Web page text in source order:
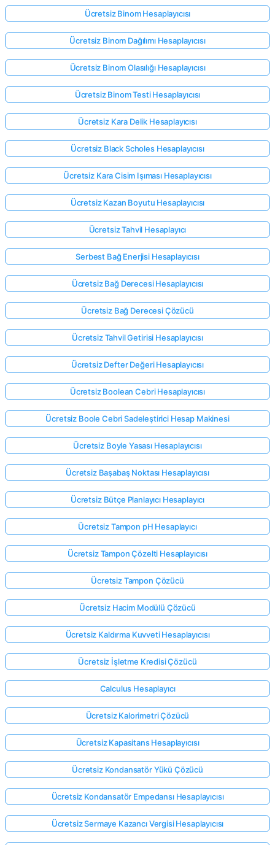
Henüz
Soru
Yok
Sorun
Ücretsiz Binom Hesaplayıcısı
Ücretsiz Binom Dağılımı Hesaplayıcısı
Ücretsiz Binom Olasılığı Hesaplayıcısı
Ücretsiz Binom Testi Hesaplayıcısı
Ücretsiz Kara Delik Hesaplayıcısı
Ücretsiz Black Scholes Hesaplayıcısı
Ücretsiz Kara Cisim Işıması Hesaplayıcısı
Ücretsiz Kazan Boyutu Hesaplayıcısı
Ücretsiz Tahvil Hesaplayıcı
Serbest Bağ Enerjisi Hesaplayıcısı
Ücretsiz Bağ Derecesi Hesaplayıcısı
Ücretsiz Bağ Derecesi Çözücü
Ücretsiz Tahvil Getirisi Hesaplayıcısı
Ücretsiz Defter Değeri Hesaplayıcısı
Ücretsiz Boolean Cebri Hesaplayıcısı
Ücretsiz Boole Cebri Sadeleştirici Hesap Makinesi
Ücretsiz Boyle Yasası Hesaplayıcısı
Ücretsiz Başabaş Noktası Hesaplayıcısı
Ücretsiz Bütçe Planlayıcı Hesaplayıcı
Ücretsiz Tampon pH Hesaplayıcı
Ücretsiz Tampon Çözelti Hesaplayıcısı
Ücretsiz Tampon Çözücü
Ücretsiz Hacim Modülü Çözücü
Ücretsiz Kaldırma Kuvveti Hesaplayıcısı
Ücretsiz İşletme Kredisi Çözücü
Calculus Hesaplayıcı
Ücretsiz Kalorimetri Çözücü
Ücretsiz Kapasitans Hesaplayıcısı
Ücretsiz Kondansatör Yükü Çözücü
Ücretsiz Kondansatör Empedansı Hesaplayıcısı
Ücretsiz Sermaye Kazancı Vergisi Hesaplayıcısı